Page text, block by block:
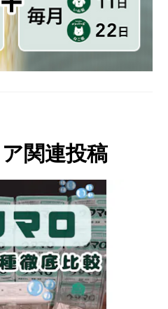
関連投稿